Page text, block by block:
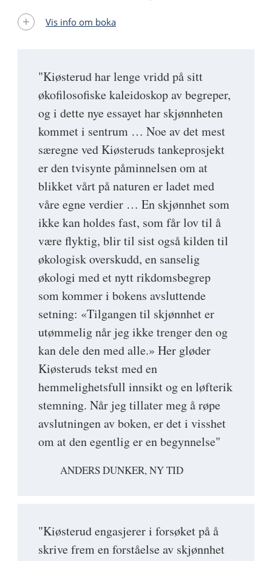
"Kiøsterud har lenge vridd på sitt
økofilosofiske kaleidoskop av begreper,
og i dette nye essayet har skjønnheten
kommet i sentrum … Noe av det mest
særegne ved Kiøsteruds tankeprosjekt
er den tvisynte påminnelsen om at
blikket vårt på naturen er ladet med
våre egne verdier … En skjønnhet som
ikke kan holdes fast, som får lov til å
være flyktig, blir til sist også kilden til
økologisk overskudd, en sanselig
økologi med et nytt rikdomsbegrep
som kommer i bokens avsluttende
setning: «Tilgangen til skjønnhet er
utømmelig når jeg ikke trenger den og
kan dele den med alle.» Her gløder
Kiøsteruds tekst med en
hemmelighetsfull innsikt og en løfterik
stemning. Når jeg tillater meg å røpe
avslutningen av boken, er det i visshet
om at den egentlig er en begynnelse"
ANDERS DUNKER, NY TID
"Kiøsterud engasjerer i forsøket på å
skrive frem en forståelse av skjønnhet
Vis info om boka